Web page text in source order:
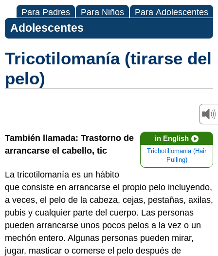
Para Padres Para Niños Para Adolescentes
Adolescentes
Tricotilomanía (tirarse del
pelo)
in English
Trichotillomania (Hair
Pulling)
También llamada: Trastorno de
arrancarse el cabello, tic
La tricotilomanía es un hábito
que consiste en arrancarse el propio pelo incluyendo,
a veces, el pelo de la cabeza, cejas, pestañas, axilas,
pubis y cualquier parte del cuerpo. Las personas
pueden arrancarse unos pocos pelos a la vez o un
mechón entero. Algunas personas pueden mirar,
jugar, masticar o comerse el pelo después de